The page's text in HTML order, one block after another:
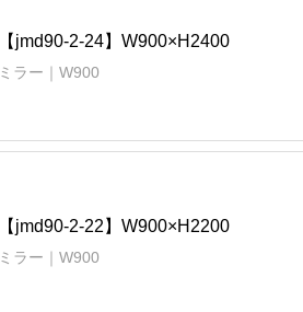
【jmd90-2-24】W900×H2400
ミラー｜W900
【jmd90-2-22】W900×H2200
ミラー｜W900